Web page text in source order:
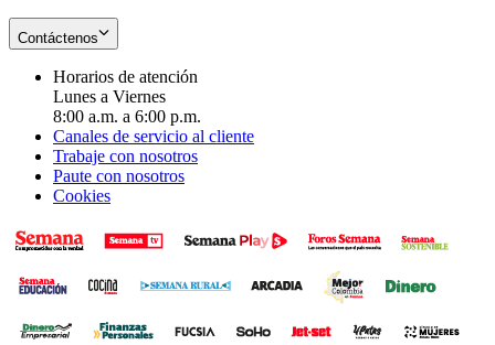
Contáctenos
Horarios de atención
Lunes a Viernes
8:00 a.m. a 6:00 p.m.
Canales de servicio al cliente
Trabaje con nosotros
Paute con nosotros
Cookies